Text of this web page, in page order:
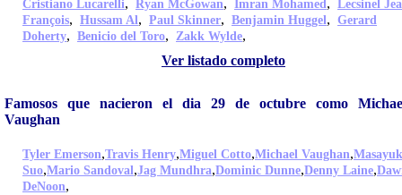
Cristiano Lucarelli, Ryan McGowan, Imran Mohamed, Lecsinel
François, Hussam Al, Paul Skinner, Benjamin Huggel, Gerard
Doherty, Benicio del Toro, Zakk Wylde,
Ver listado completo
Famosos que nacieron el dia 29 de octubre como
Vaughan
Tyler Emerson,Travis Henry,Miguel Cotto,Michael Vaughan,
Suo,Mario Sandoval,Jag Mundhra,Dominic Dunne,Denny Laine,
DeNoon,